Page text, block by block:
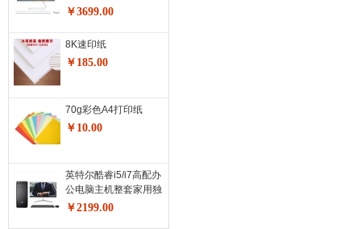
体机台式电脑 商务办公
10110U 8G 512G SSD
白色
￥3699.00
8K速印纸
￥185.00
70g彩色A4打印纸
￥10.00
英特尔酷睿i5/i7高配办
公电脑主机整套家用独
显 电脑主机+24英寸显
￥2199.00